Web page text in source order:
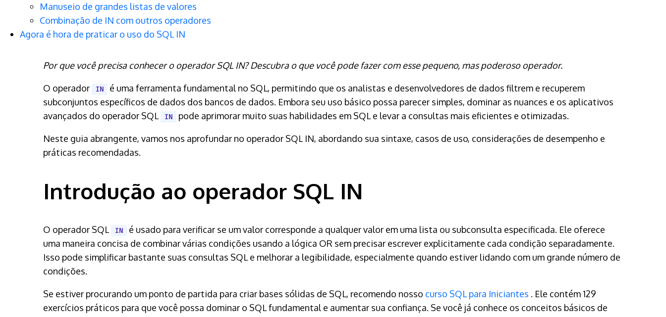
Manuseio de grandes listas de valores
Combinação de IN com outros operadores
Agora é hora de praticar o uso do SQL IN
Por que você precisa conhecer o operador SQL IN? Descubra o que você pode fazer com esse pequeno, mas poderoso operador.
O operador IN
é uma ferramenta fundamental no SQL, permitindo que os analistas e desenvolvedores de dados filtrem e recuperem
subconjuntos específicos de dados dos bancos de dados. Embora seu uso básico possa parecer simples, dominar as nuances e os aplicativos
avançados do operador SQL
IN pode aprimorar muito suas habilidades em SQL e levar a consultas mais eficientes e otimizadas.
Neste guia abrangente, vamos nos aprofundar no operador SQL IN, abordando sua sintaxe, casos de uso, considerações de desempenho e
práticas recomendadas.
Introdução ao operador SQL IN
O operador SQL IN
é usado para verificar se um valor corresponde a qualquer valor em uma lista ou subconsulta especificada. Ele oferece
uma maneira concisa de combinar várias condições usando a lógica OR sem precisar escrever explicitamente cada condição separadamente.
Isso pode simplificar bastante suas consultas SQL e melhorar a legibilidade, especialmente quando estiver lidando com um grande número de
condições.
Se estiver procurando um ponto de partida para criar bases sólidas de SQL, recomendo nosso curso SQL para Iniciantes . Ele contém 129
exercícios práticos para que você possa dominar o SQL fundamental e aumentar sua confiança. Se você já conhece os conceitos básicos de